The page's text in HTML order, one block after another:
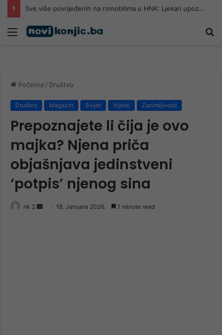
Sve više povrijeđenih na romobilima u HNK: Ljekari upozoravaju da najčešće stradaju djeca
Meni
Početna / Društvo
Društvo Magazin Svijet Vijesti Zanimljivosti
Prepoznajete li čija je ovo
majka? Njena priča
objašnjava jedinstveni
‘potpis’ njenog sina
nk 2
Send 18. Januara 2026. 1 minute read